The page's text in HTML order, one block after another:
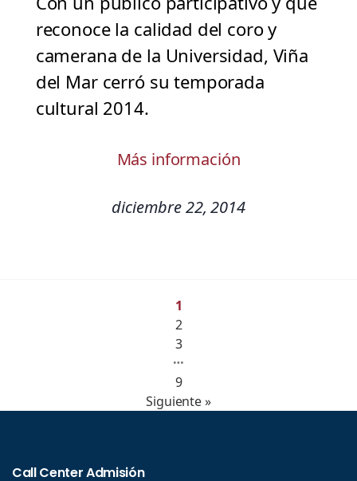
reconoce la calidad del coro y
camerana de la Universidad, Viña
del Mar cerró su temporada
cultural 2014.
Más información
diciembre 22, 2014
1
2
3
…
9
Siguiente »